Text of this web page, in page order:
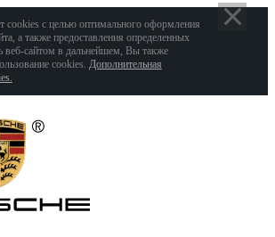
cookies с целью оптимального оформления
а также предоставления определенных
веб-сайтом в дальнейшем, Вы также
cookies. Дополнительная